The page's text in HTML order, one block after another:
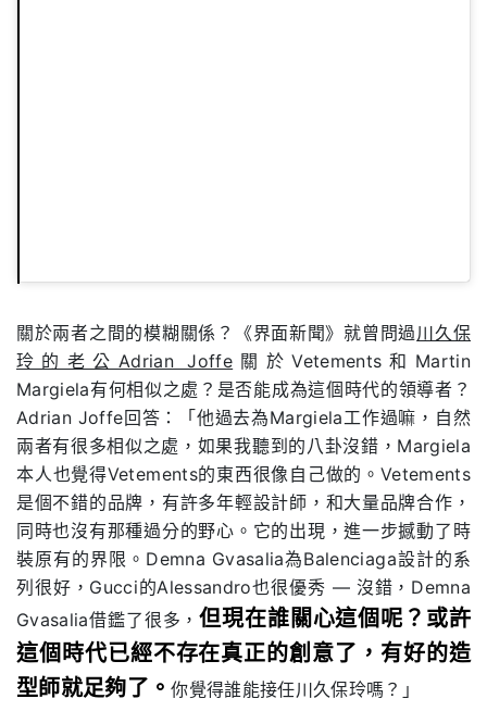
關於兩者之間的模糊關係？《界面新聞》就曾問過川久保
玲的老公Adrian Joffe 關於Vetements和Martin
Margiela有何相似之處？是否能成為這個時代的領導者？
Adrian Joffe回答：「他過去為Margiela工作過嘛，自然
兩者有很多相似之處，如果我聽到的八卦沒錯，Margiela
本人也覺得Vetements的東西很像自己做的。Vetements
是個不錯的品牌，有許多年輕設計師，和大量品牌合作，
同時也沒有那種過分的野心。它的出現，進一步撼動了時
裝原有的界限。Demna Gvasalia為Balenciaga設計的系
列很好，Gucci的Alessandro也很優秀 — 沒錯，Demna
Gvasalia借鑑了很多，但現在誰關心這個呢？或許
這個時代已經不存在真正的創意了，有好的造
型師就足夠了。你覺得誰能接任川久保玲嗎？」